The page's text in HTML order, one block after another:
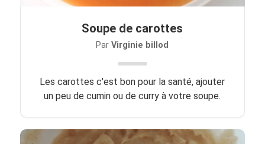
Soupe de carottes
ParVirginie billod
Les carottes c'est bon pour la santé, ajouter
un peu de cumin ou de curry à votre soupe.